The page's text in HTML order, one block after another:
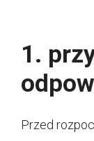
1.
Przed